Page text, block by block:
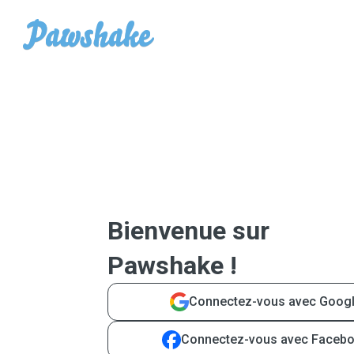
Bienvenue sur
Pawshake !
Connectez-vous avec
Connectez-vous avec